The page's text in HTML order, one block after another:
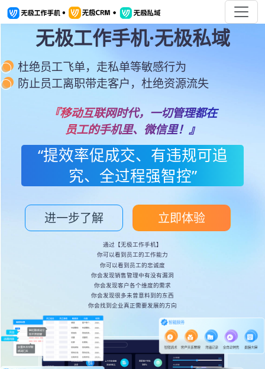
无极工作手机·无极私域
杜绝员工飞单，走私单等敏感行为
防止员工离职带走客户，杜绝资源流失
『移动互联网时代，一切管理都在
员工的手机里、微信里！』
“提效率促成交、有违规可追
究、全过程强智控”
进一步了解 立即体验
通过【无极工作手机】
你可以看到员工的工作能力
你可以看到员工的忠诚度
你会发现销售管理中有没有漏洞
你会发现客户各个维度的需求
你会发现很多未曾意料到的东西
你会找到企业真正需要发展的方向